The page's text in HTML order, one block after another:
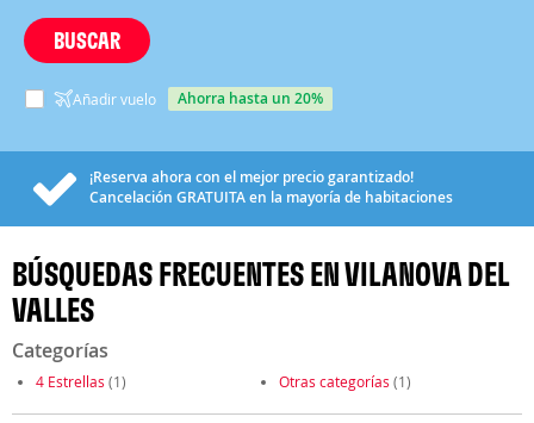
BUSCAR
Añadir vuelo ahorra hasta un 20%
¡Reserva ahora con el mejor precio garantizado!
Cancelación GRATUITAen la mayoría de habitaciones
BÚSQUEDAS FRECUENTES EN VILANOVA DEL
VALLES
Categorías
4 Estrellas (1) Otras categorías (1)